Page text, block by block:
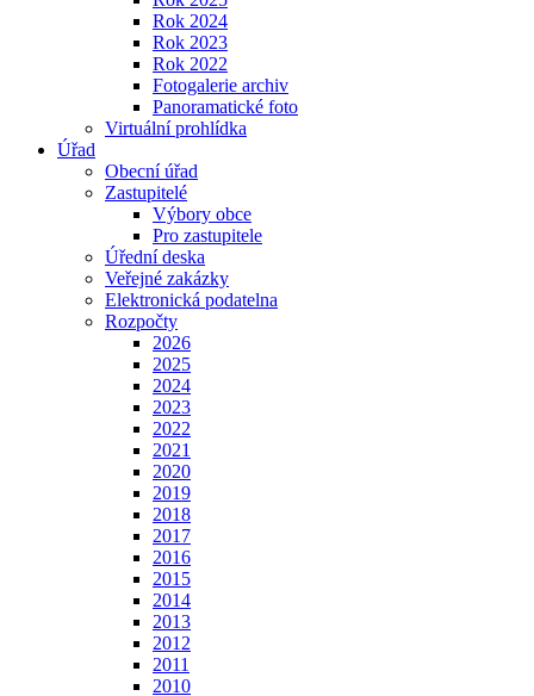
Rok 2024
Rok 2023
Rok 2022
Fotogalerie archiv
Panoramatické foto
Virtuální prohlídka
Úřad
Obecní úřad
Zastupitelé
Výbory obce
Pro zastupitele
Úřední deska
Veřejné zakázky
Elektronická podatelna
Rozpočty
2026
2025
2024
2023
2022
2021
2020
2019
2018
2017
2016
2015
2014
2013
2012
2011
2010